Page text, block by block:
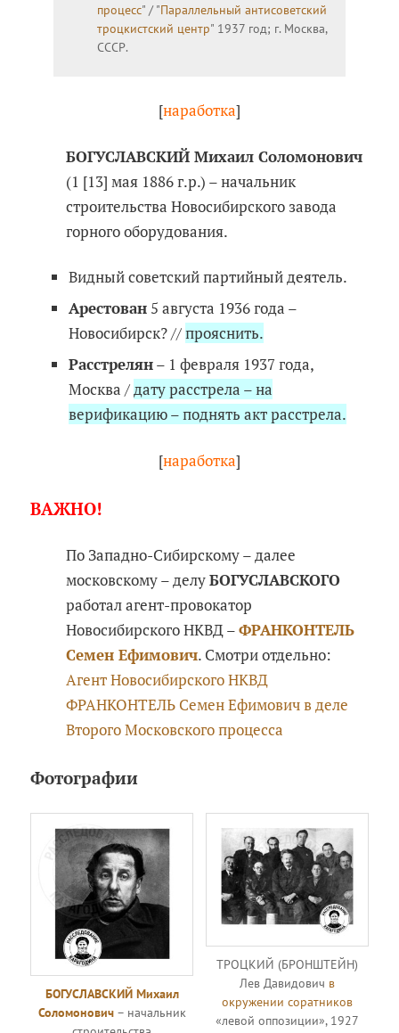
процесс" / "Параллельный антисоветский
троцкистский центр" 1937 год; г. Москва,
СССР.
[наработка]
БОГУСЛАВСКИЙ Михаил Соломонович
(1 [13] мая 1886 г.р.) – начальник
строительства Новосибирского завода
горного оборудования.
Видный советский партийный деятель.
Арестован5 августа 1936 года –
Новосибирск? //прояснить.
Расстрелян– 1 февраля 1937 года,
Москва /дату расстрела – на
верификацию – поднять акт расстрела.
[наработка]
ВАЖНО!
По Западно-Сибирскому – далее
московскому – делуБОГУСЛАВСКОГО
работал агент-провокатор
Новосибирского НКВД –ФРАНКОНТЕЛЬ
Семен Ефимович. Смотри отдельно:
Агент Новосибирского НКВД
ФРАНКОНТЕЛЬ Семен Ефимович в деле
Второго Московского процесса
Фотографии
БОГУСЛАВСКИЙ Михаил
Соломонович– начальник
ТРОЦКИЙ (БРОНШТЕЙН)
Лев Давидович в
окружении соратников
«левой оппозиции», 1927